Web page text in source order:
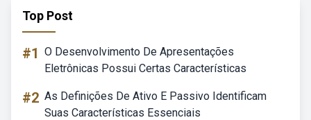
Top Post
#1 O Desenvolvimento De Apresentações
Eletrônicas Possui Certas Características
#2 As Definições De Ativo E Passivo Identificam
Suas Características Essenciais